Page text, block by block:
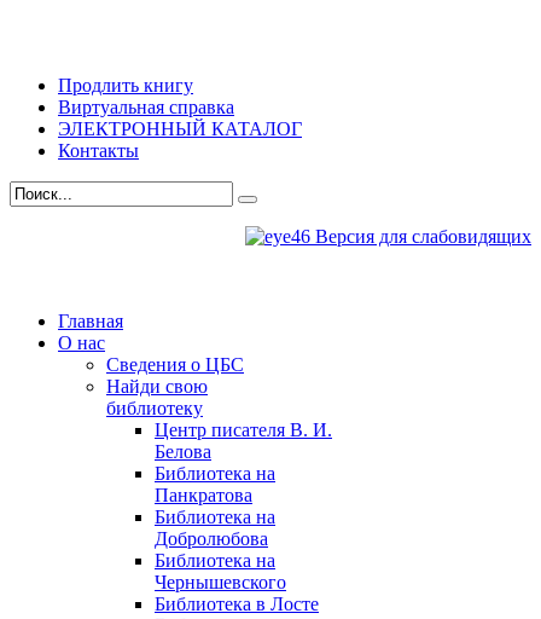
Продлить книгу
Виртуальная справка
ЭЛЕКТРОННЫЙ КАТАЛОГ
Контакты
Версия для слабовидящих
Главная
О нас
Сведения о ЦБС
Найди свою
библиотеку
Центр писателя В. И.
Белова
Библиотека на
Панкратова
Библиотека на
Добролюбова
Библиотека на
Чернышевского
Библиотека в Лосте